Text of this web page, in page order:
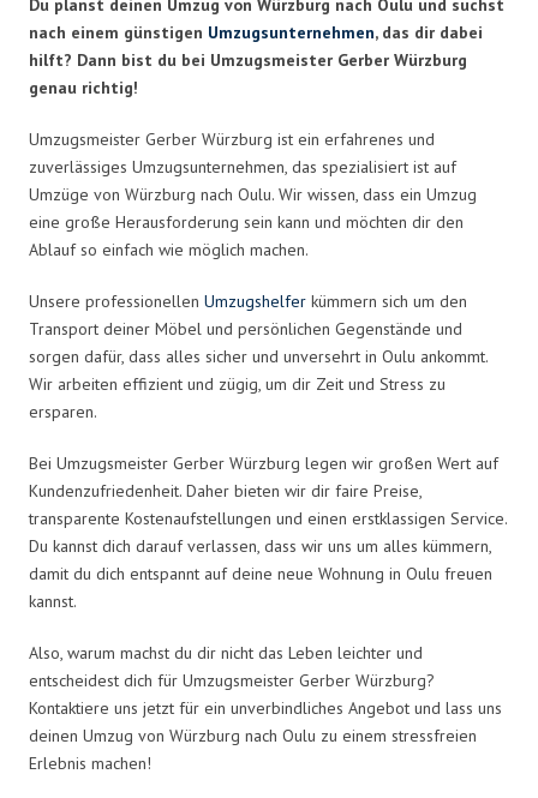
Du planst deinen Umzug von Würzburg nach Oulu und suchst
nach einem günstigen Umzugsunternehmen, das dir dabei
hilft? Dann bist du bei Umzugsmeister Gerber Würzburg
genau richtig!
Umzugsmeister Gerber Würzburg ist ein erfahrenes und
zuverlässiges Umzugsunternehmen, das spezialisiert ist auf
Umzüge von Würzburg nach Oulu. Wir wissen, dass ein Umzug
eine große Herausforderung sein kann und möchten dir den
Ablauf so einfach wie möglich machen.
Unsere professionellen Umzugshelfer kümmern sich um den
Transport deiner Möbel und persönlichen Gegenstände und
sorgen dafür, dass alles sicher und unversehrt in Oulu ankommt.
Wir arbeiten effizient und zügig, um dir Zeit und Stress zu
ersparen.
Bei Umzugsmeister Gerber Würzburg legen wir großen Wert auf
Kundenzufriedenheit. Daher bieten wir dir faire Preise,
transparente Kostenaufstellungen und einen erstklassigen Service.
Du kannst dich darauf verlassen, dass wir uns um alles kümmern,
damit du dich entspannt auf deine neue Wohnung in Oulu freuen
kannst.
Also, warum machst du dir nicht das Leben leichter und
entscheidest dich für Umzugsmeister Gerber Würzburg?
Kontaktiere uns jetzt für ein unverbindliches Angebot und lass uns
deinen Umzug von Würzburg nach Oulu zu einem stressfreien
Erlebnis machen!